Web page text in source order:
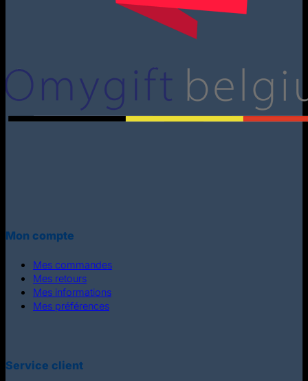
Mon compte
Mes commandes
Mes retours
Mes informations
Mes préférences
Service client